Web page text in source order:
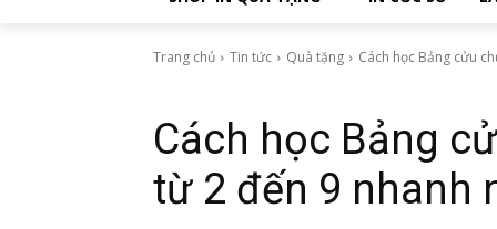
Trang chủ Tin tức Quà tặng Cách học Bảng cửu
Cách học Bảng
từ 2 đến 9 nhanh